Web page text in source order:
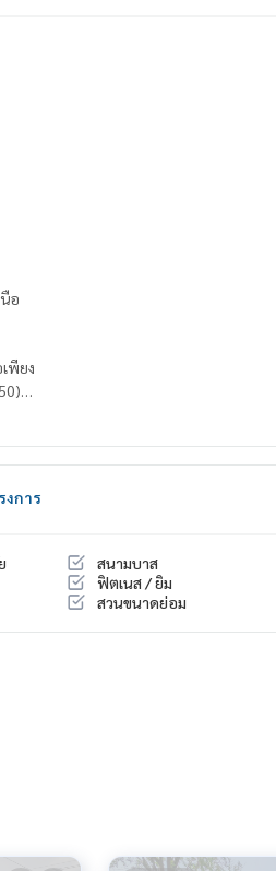
อ
พียง
งการ
สนามบาส
ฟิตเนส / ยิม
สวนขนาดย่อม